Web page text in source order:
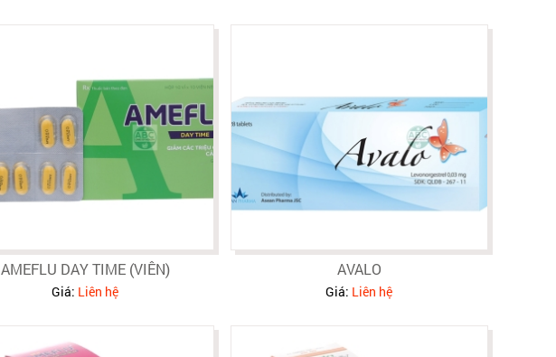
AMEFLU DAY TIME (VIÊN)
Giá: Liên hệ
AVALO
Giá: Liên hệ